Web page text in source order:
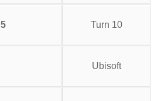
5 Turn 10
Ubisoft